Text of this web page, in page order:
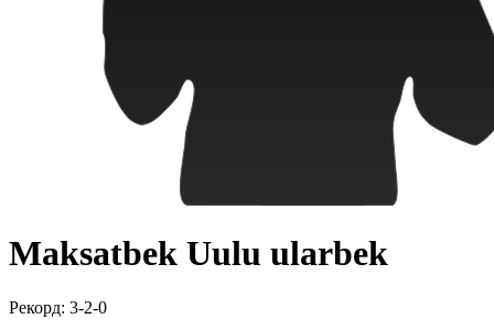
Maksatbek Uulu ularbek
Рекорд: 3-2-0